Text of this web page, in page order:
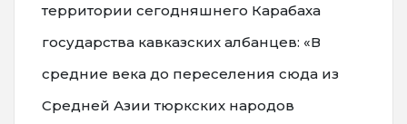
территории сегодняшнего Карабаха
государства кавказских албанцев: «В
средние века до переселения сюда из
Средней Азии тюркских народов